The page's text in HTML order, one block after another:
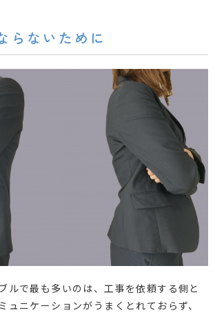
らないために
ルで最も多いのは、工事を依頼する側と
ュニケーションがうまくとれておらず、